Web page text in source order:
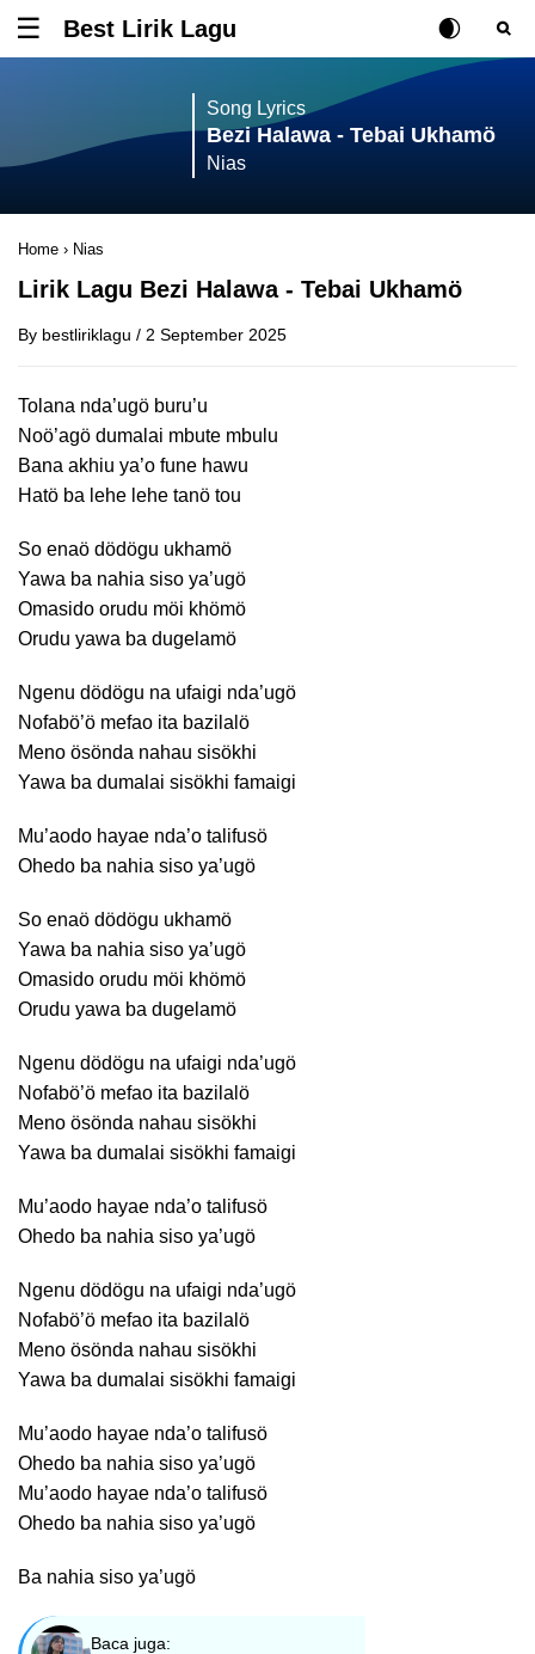
Tombol untuk membuka atau menutup menu
Best Lirik Lagu Rubah Posisi
Tombol
Song Lyrics
Bezi Halawa - Tebai Ukhamö
Nias
Home › Nias
Lirik Lagu Bezi Halawa - Tebai Ukhamö
By bestliriklagu / 2 September 2025
Tolana nda’ugö buru’u
Noö’agö dumalai mbute mbulu
Bana akhiu ya’o fune hawu
Hatö ba lehe lehe tanö tou
So enaö dödögu ukhamö
Yawa ba nahia siso ya’ugö
Omasido orudu möi khömö
Orudu yawa ba dugelamö
Ngenu dödögu na ufaigi nda’ugö
Nofabö’ö mefao ita bazilalö
Meno ösönda nahau sisökhi
Yawa ba dumalai sisökhi famaigi
Mu’aodo hayae nda’o talifusö
Ohedo ba nahia siso ya’ugö
So enaö dödögu ukhamö
Yawa ba nahia siso ya’ugö
Omasido orudu möi khömö
Orudu yawa ba dugelamö
Ngenu dödögu na ufaigi nda’ugö
Nofabö’ö mefao ita bazilalö
Meno ösönda nahau sisökhi
Yawa ba dumalai sisökhi famaigi
Mu’aodo hayae nda’o talifusö
Ohedo ba nahia siso ya’ugö
Ngenu dödögu na ufaigi nda’ugö
Nofabö’ö mefao ita bazilalö
Meno ösönda nahau sisökhi
Yawa ba dumalai sisökhi famaigi
Mu’aodo hayae nda’o talifusö
Ohedo ba nahia siso ya’ugö
Mu’aodo hayae nda’o talifusö
Ohedo ba nahia siso ya’ugö
Ba nahia siso ya’ugö
Baca juga: